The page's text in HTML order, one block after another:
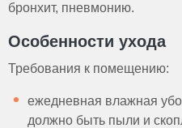
бронхит, пневмонию.
Особенности ухода
Требования к помещению:
ежедневная влажная
должно быть пыли и